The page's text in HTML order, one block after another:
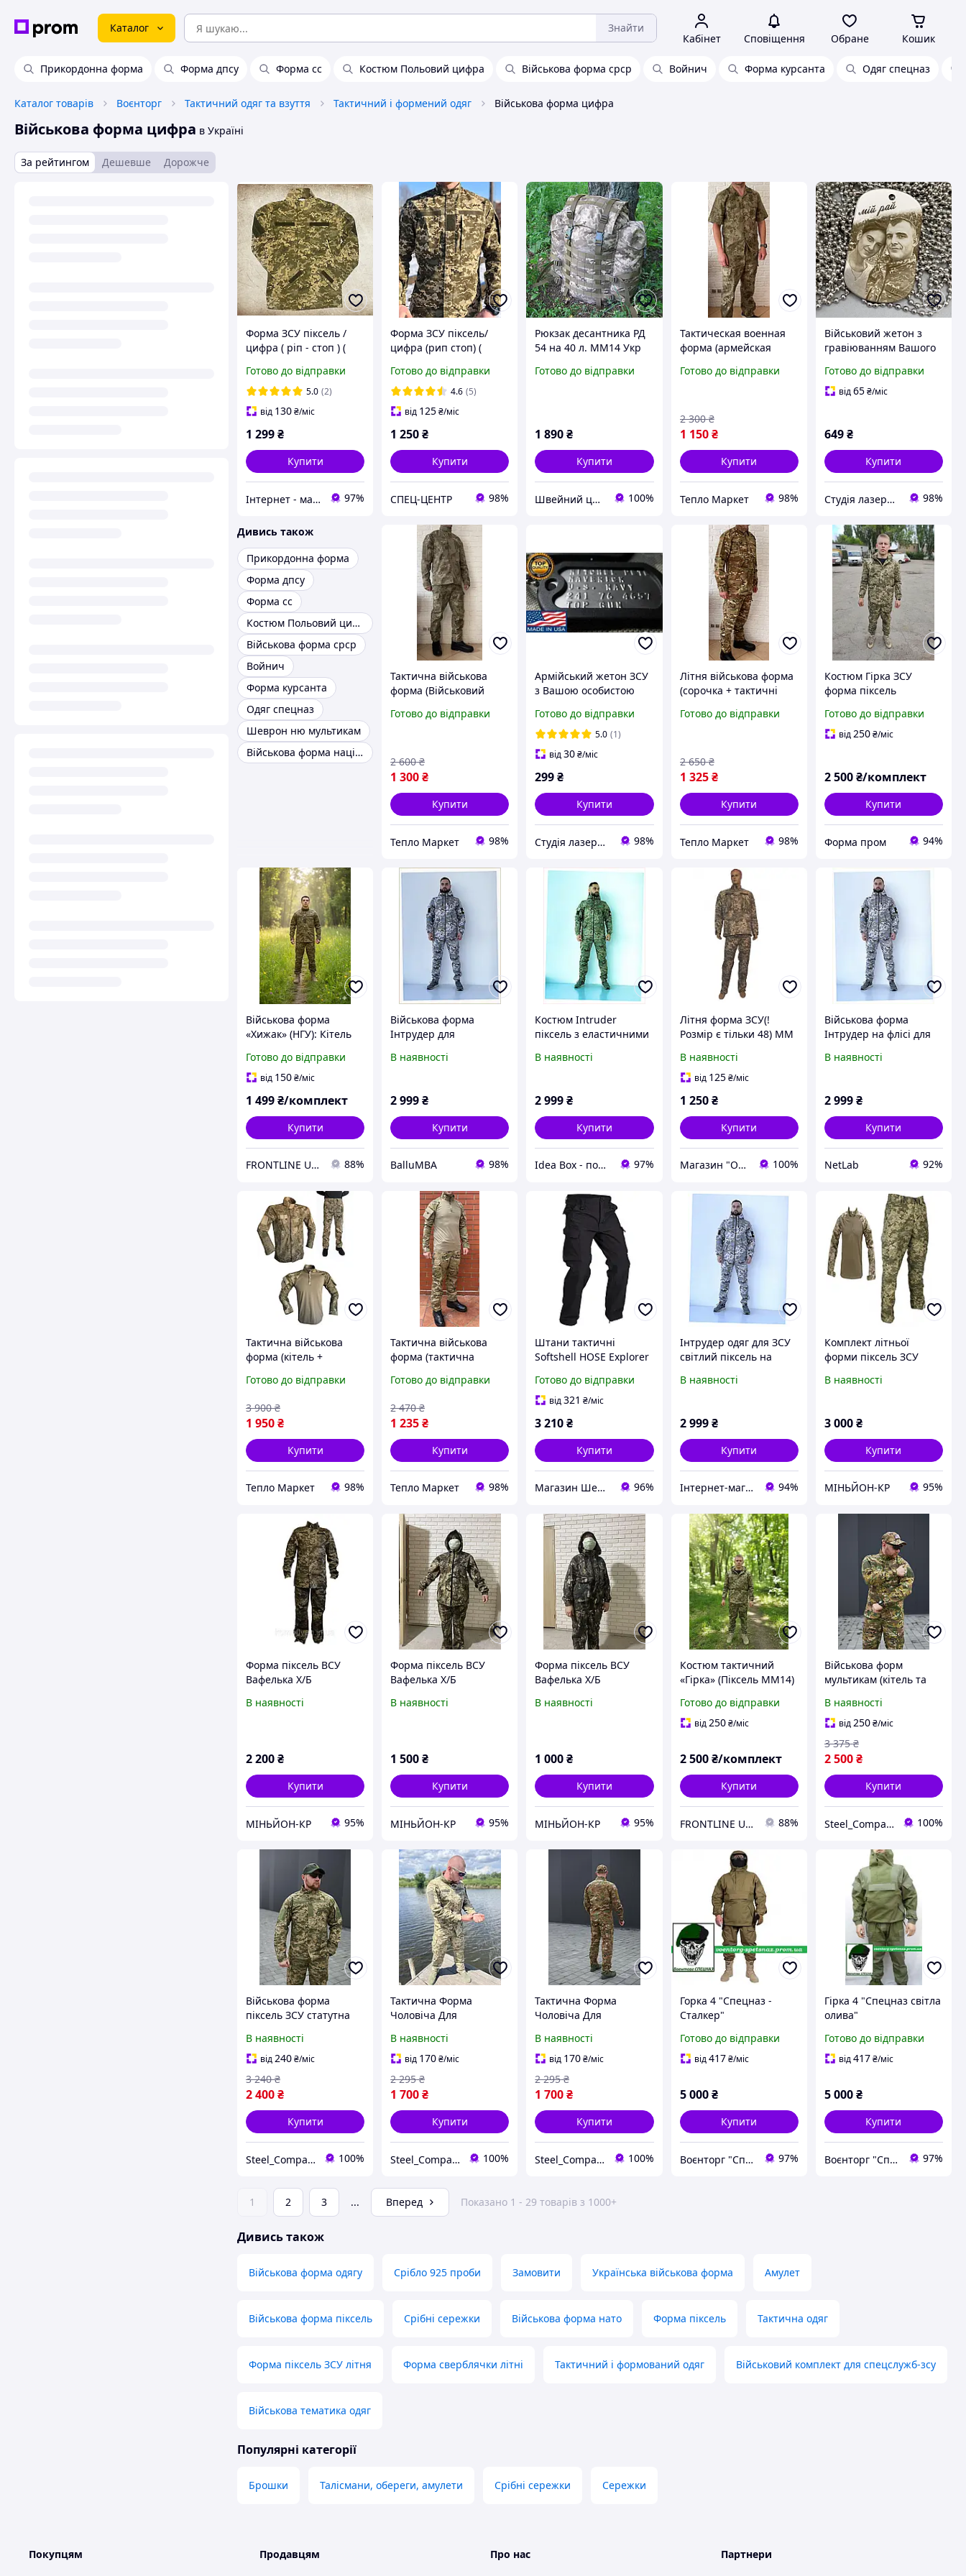
Каталог Знайти
Кабінет Сповіщення Обране Кошик
Прикордонна форма Форма дпсу Форма сс Костюм Польовий цифра Військова форма срср Войнич Форма курсанта Одяг спецназ
Каталог товарів Воєнторг Тактичний одяг та взуття Тактичний і формений одяг Військова форма цифра
Військова форма цифра в Україні
За рейтингом Дешевше Дорожче
Форма ЗСУ піксель /
цифра ( ріп - стоп ) (
Готово до відправки
5.0 (2)
від 130₴/міс
1 299₴
Купити
Інтернет - магазин " Закупка онлайн " 97%
Форма ЗСУ піксель/
цифра (рип стоп) (
Готово до відправки
4.6 (5)
від 125₴/міс
1 250₴
Купити
СПЕЦ-ЦЕНТР 98%
Рюкзак десантника РД
54 на 40 л. ММ14 Укр
військовий, тактичний,
Готово до відправки
1 890₴
Купити
Швейний цех "Мультикам Юа" 100%
Тактическая военная
форма (армейская
военные тактические
Готово до відправки
1 150 ₴
2 300 ₴
Купити
Тепло Маркет 98%
Військовий жетон з
гравіюванням Вашого
Нержавіюча сталь 1,6
мм. Ланцюжок та скоба
Готово до відправки
від65₴/міс
649₴
Купити
Студія лазерного гравірування 98%
Дивись також
Прикордонна форма
Форма дпсу
Форма сс
Костюм Польовий цифра
Військова форма срср
Войнич
Форма курсанта
Одяг спецназ
Шеврон ню мультикам
Військова форма національної гвардії
Тактична військова
форма (Військовий
тактичні штани)
Готово до відправки
1 300₴
2 600 ₴
Купити
Тепло Маркет 98%
Армійський жетон ЗСУ
з Вашою особистою
відправка. Нержавіюча
сталь. Військовий
жетон НАТО. Mil-Tec.
Dog tag
Готово до відправки
5.0 (1)
від30₴/міс
299₴
Купити
Студія лазерного гравірування 98%
Літня військова форма
(сорочка + тактичні
мультикам, тканина
Готово до відправки
1 325 ₴
2 650 ₴
Купити
Тепло Маркет 98%
Костюм Гірка ЗСУ
форма піксель
капюшоном
Готово до відправки
від250₴/міс
2 500₴/комплект
Купити
Форма пром 94%
Військова форма
«Хижак» (НГУ): Кітель
Готово до відправки
від 150₴/міс
1 499₴/комплект
Купити
FRONTLINE UKRAINE 88%
Військова форма
Інтрудер для
риболовлі світла
В наявності
2 999₴
Купити
BalluMBA 98%
Костюм Intruder
піксель з еластичними
В наявності
2 999₴
Купити
Idea Box - подарки для всей семьи 97%
Літня форма ЗСУ(!
Розмір є тільки 48) ММ
поліефір)
В наявності
від 125 ₴/міс
1 250 ₴
Купити
Магазин "Особистий захист" 100%
Військова форма
Інтрудер на флісі для
риболовлі, 77026X98T
В наявності
2 999₴
Купити
NetLab 92%
Тактична військова
форма (кітель +
+ військові тактичні
олівія
Готово до відправки
1 950₴
3 900 ₴
Купити
Тепло Маркет 98%
Тактична військова
форма (тактична
Військові тактичні
мультикам
Готово до відправки
1 235₴
2 470 ₴
Купити
Тепло Маркет 98%
Штани тактичні
Softshell HOSE Explorer
Готово до відправки
від321 ₴/міс
3 210₴
Купити
Магазин Шериф 96%
Інтрудер одяг для ЗСУ
світлий піксель на
E7702698P
В наявності
2 999 ₴
Купити
Інтернет-магазин ShopNow 94%
Комплект літньої
форми піксель ЗСУ
В наявності
3 000₴
Купити
МІНЬЙОН-КР 95%
Форма піксель ВСУ
Вафелька Х/Б
В наявності
2 200₴
Купити
МІНЬЙОН-КР 95%
Форма піксель ВСУ
Вафелька Х/Б
В наявності
1 500₴
Купити
МІНЬЙОН-КР 95%
Форма піксель ВСУ
Вафелька Х/Б
В наявності
1 000₴
Купити
МІНЬЙОН-КР 95%
Костюм тактичний
«Гірка» (Піксель ММ14)
Готово до відправки
від250 ₴/міс
2 500 ₴/комплект
Купити
FRONTLINE UKRAINE 88%
Військова форм
мультикам (кітель та
RMilitary
В наявності
від250₴/міс
2 500₴
3 375 ₴
Купити
Steel_Company 100%
Військова форма
піксель ЗСУ статутна
В наявності
від240₴/міс
2 400₴
3 240 ₴
Купити
Steel_Company 100%
Тактична Форма
Чоловіча Для
Повсякденна Бойова
піксель ЗСУ ДСТУ ріп-
стоп
В наявності
від 170₴/міс
1 700₴
2 295 ₴
Купити
Steel_Company 100%
Тактична Форма
Чоловіча Для
Повсякденна Бойова
мультикам ДСТУ ріп-
стоп
В наявності
від 170₴/міс
1 700₴
2 295 ₴
Купити
Steel_Company 100%
Горка 4 "Спецназ -
Сталкер"
Готово до відправки
від417 ₴/міс
5 000 ₴
Купити
Воєнторг "Спецназ" - найкращий український військовий магазин — виробник! 97%
Гірка 4 "Спецназ світла
олива"
Готово до відправки
від417₴/міс
5 000₴
Купити
Воєнторг "Спецназ" - найкращий український військовий магазин — виробник! 97%
1 2 3 ... Вперед Показано 1 - 29 товарів з 1000+
Дивись також
Військова форма одягу Срібло 925 проби Замовити Українська військова форма Амулет
Військова форма піксель Срібні сережки Військова форма нато Форма піксель Тактична одяг
Форма піксель ЗСУ літня Форма сверблячки літні Тактичний і формований одяг Військовий комплект для спецслужб-зсу
Військова тематика одяг
Популярні категорії
Брошки Талісмани, обереги, амулети Срібні сережки Сережки
Покупцям Продавцям Про нас Партнери